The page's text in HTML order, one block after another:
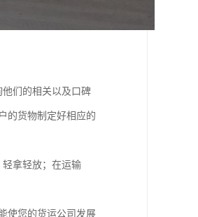
们的相关以及口碑
的货物制定好相应的
拿轻放；在运输
使您的货运公司发展